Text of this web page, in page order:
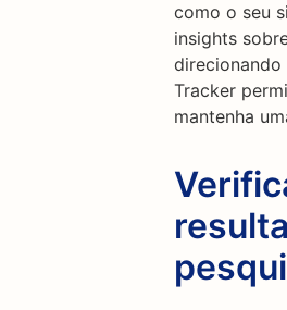
como o seu
insights
direcionando
Tracker
mantenha